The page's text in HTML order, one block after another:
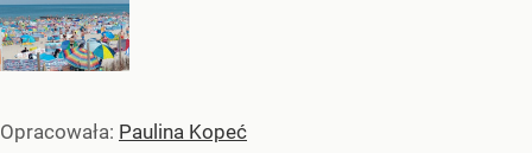
Opracowała: Paulina Kopeć